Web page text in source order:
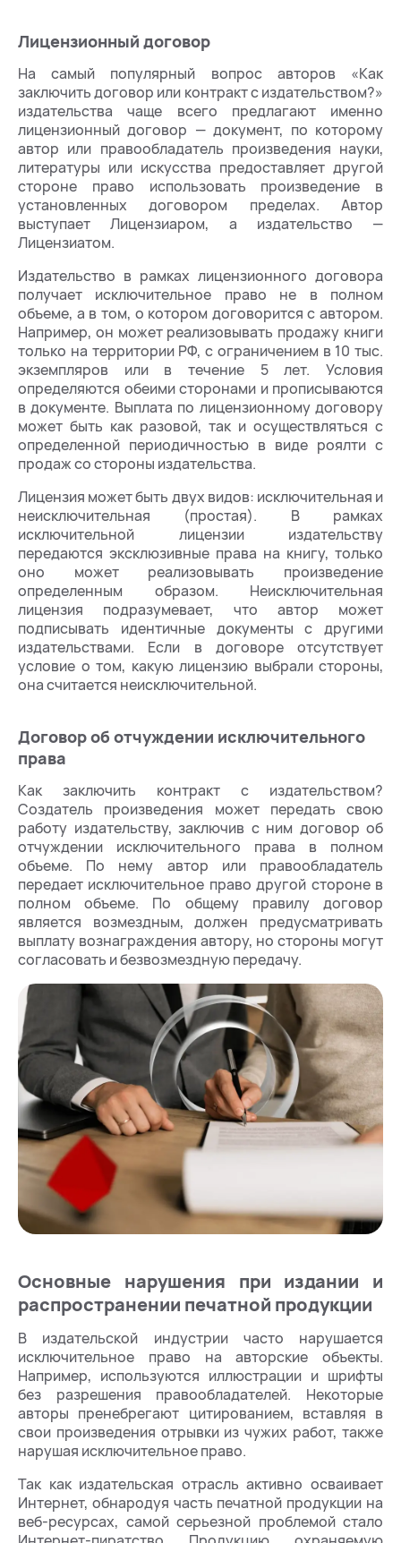
Лицензионный договор
На самый популярный вопрос авторов «Как
заключить договор или контракт с издательством?»
издательства чаще всего предлагают именно
лицензионный договор — документ, по которому
автор или правообладатель произведения науки,
литературы или искусства предоставляет другой
стороне право использовать произведение в
установленных договором пределах. Автор
выступает Лицензиаром, а издательство —
Лицензиатом.
Издательство в рамках лицензионного договора
получает исключительное право не в полном
объеме, а в том, о котором договорится с автором.
Например, он может реализовывать продажу книги
только на территории РФ, с ограничением в 10 тыс.
экземпляров или в течение 5 лет. Условия
определяются обеими сторонами и прописываются
в документе. Выплата по лицензионному договору
может быть как разовой, так и осуществляться с
определенной периодичностью в виде роялти с
продаж со стороны издательства.
Лицензия может быть двух видов: исключительная и
неисключительная (простая). В рамках
исключительной лицензии издательству
передаются эксклюзивные права на книгу, только
оно может реализовывать произведение
определенным образом. Неисключительная
лицензия подразумевает, что автор может
подписывать идентичные документы с другими
издательствами. Если в договоре отсутствует
условие о том, какую лицензию выбрали стороны,
она считается неисключительной.
Договор об отчуждении исключительного
права
Как заключить контракт с издательством?
Создатель произведения может передать свою
работу издательству, заключив с ним договор об
отчуждении исключительного права в полном
объеме. По нему автор или правообладатель
передает исключительное право другой стороне в
полном объеме. По общему правилу договор
является возмездным, должен предусматривать
выплату вознаграждения автору, но стороны могут
согласовать и безвозмездную передачу.
Основные нарушения при издании и
распространении печатной продукции
В издательской индустрии часто нарушается
исключительное право на авторские объекты.
Например, используются иллюстрации и шрифты
без разрешения правообладателей. Некоторые
авторы пренебрегают цитированием, вставляя в
свои произведения отрывки из чужих работ, также
нарушая исключительное право.
Так как издательская отрасль активно осваивает
Интернет, обнародуя часть печатной продукции на
веб-ресурсах, самой серьезной проблемой стало